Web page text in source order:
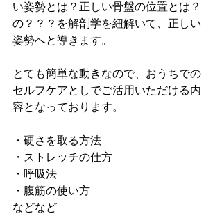
い姿勢とは？正しい骨盤の位置とは？
の？？？を解剖学を紐解いて、正しい
姿勢へと導きます。
とても簡単な動きなので、おうちでの
セルフケアとしでご活用いただける内
容となっております。
・硬さを取る方法
・ストレッチの仕方
・呼吸法
・腹筋の使い方
などなど